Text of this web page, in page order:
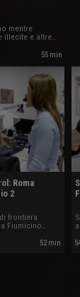
mentre
illecite e altre
55 min
Roma
2
frontiera
Fiumicino
di
52 min